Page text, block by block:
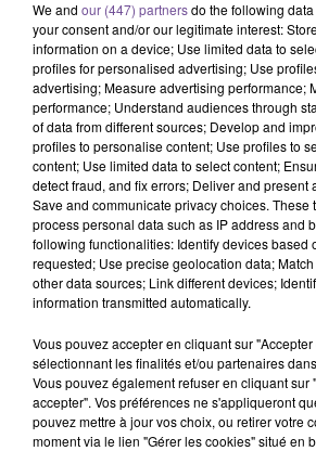
(extended Mix)
20h47
20h47
RICK TONIC
Ibiza Life
20h44
20h44
KIM KAY
Summer Again
Cet élément est masqué compte-
dépôt de cookies que vous avez
souhaitez l'afficher, merci de nous
en cliquant sur le bouton
We and our (447) partnersdo the following
your consent and/or our legitimate interest:
information on a device; Use limited data to
profiles for personalised advertising; Use
advertising; Measure advertising performance;
performance; Understand audiences through
of data from different sources; Develop and
profiles to personalise content; Use profiles to
content; Use limited data to select content;
detect fraud, and fix errors; Deliver and present
Save and communicate privacy choices. These
process personal data such as IP address and
following functionalities: Identify devices based
requested; Use precise geolocation data;
other data sources; Link different devices;
information transmitted automatically.
Vous pouvez accepter en cliquant sur
sélectionnant les finalités et/ou partenaires
Vous pouvez également refuser en cliquant sur
accepter". Vos préférences ne s'appliqueront
pouvez mettre à jour vos choix, ou retirer votre
moment via le lien "Gérer les cookies" situé en